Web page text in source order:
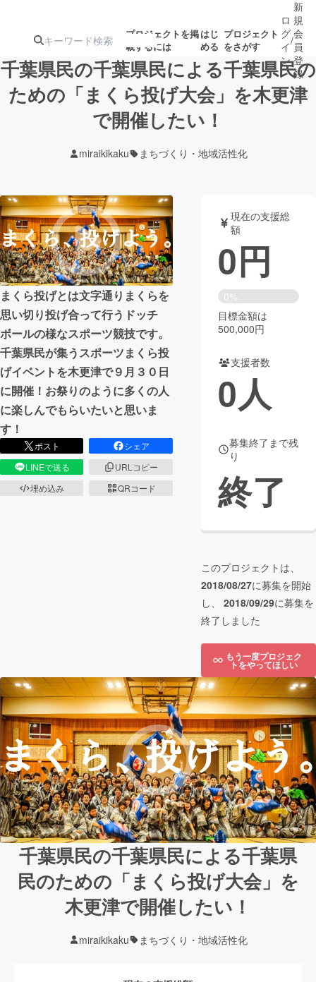
プロジェクトを掲
載するには
はじ
める
プロジェクト
をさがす
注目のリ 注目の新着プロ募集終了が近いプ
テクノロジー・ガジェット
映像・映画 書籍・雑誌
ビジネス・起業 チャレンジ
まちづくり・地域活性化
CAMPFIRE for Social Good
CAMPFIRE Creation
CAMPFIREふるさと納税
コミュニティ
ロ
グ
イ
ン
/
新
規
会
員
登
録
千葉県民の千葉県民による千葉県民の
ための「まくら投げ大会」を木更津
で開催したい！
miraikikaku まちづくり・地域活性化
まくら投げとは文字通りまくらを
思い切り投げ合って行うドッチ
ボールの様なスポーツ競技です。
千葉県民が集うスポーツまくら投
げイベントを木更津で９月３０日
に開催！お祭りのように多くの人
に楽しんでもらいたいと思いま
す！
ポスト
シェア
LINEで送る
URLコピー
埋め込み
QRコード
現在の支援総
額
0円
0%
目標金額は
500,000円
支援者数
0人
募集終了まで残
り
終了
このプロジェクトは、
2018/08/27に募集を開始
し、 2018/09/29に募集を
終了しました
もう一度プロジェク
トをやってほしい
千葉県民の千葉県民による千葉県
民のための「まくら投げ大会」を
木更津で開催したい！
miraikikaku まちづくり・地域活性化